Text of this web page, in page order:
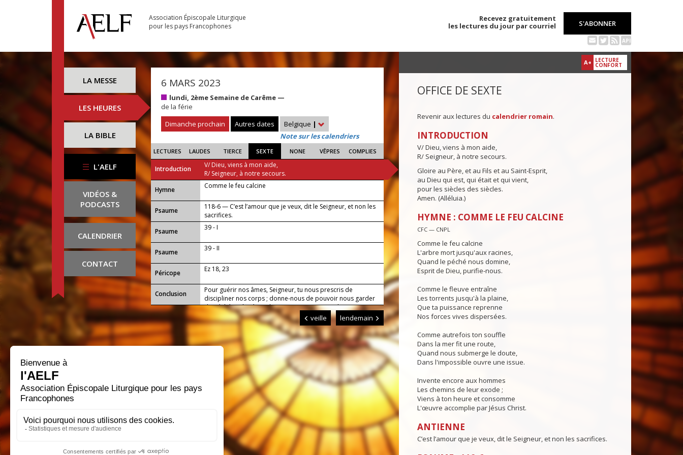
Association Épiscopale Liturgique
pour les pays Francophones
Recevez gratuitement
les lectures du jour par courriel
S'ABONNER
API
LA MESSE
LES HEURES
LA BIBLE
L'AELF
VIDÉOS &
PODCASTS
CALENDRIER
CONTACT
6 MARS 2023
lundi, 2ème Semaine de Carême —
de la férie
Dimanche prochain
Autres dates Belgique |
Note sur les calendriers
LECTURES LAUDES TIERCE SEXTE NONE VÊPRES COMPLIES
Introduction
V/ Dieu, viens à mon aide,
R/ Seigneur, à notre secours.
...
Hymne Comme le feu calcine
Psaume
118-6 — C’est l’amour que je veux, dit le Seigneur, et non les
sacrifices.
Psaume
39 - I
Psaume 39 - II
Péricope Ez 18, 23
Conclusion
Pour guérir nos âmes, Seigneur, tu nous prescris de
discipliner nos corps ; donne-nous de pouvoir nous garder
du péché et de répondre ainsi aux exigences de ton amour.
veille lendemain
A+ LECTURE
CONFORT
OFFICE DE SEXTE
Revenir aux lectures du calendrier romain.
INTRODUCTION
V/ Dieu, viens à mon aide,
R/ Seigneur, à notre secours.
Gloire au Père, et au Fils et au Saint-Esprit,
au Dieu qui est, qui était et qui vient,
pour les siècles des siècles.
Amen. (Alléluia.)
HYMNE : COMME LE FEU CALCINE
CFC — CNPL
Comme le feu calcine
L'arbre mort jusqu'aux racines,
Quand le péché nous domine,
Esprit de Dieu, purifie-nous.
Comme le fleuve entraîne
Les torrents jusqu'à la plaine,
Que ta puissance reprenne
Nos forces vives dispersées.
Comme autrefois ton souffle
Dans la mer fit une route,
Quand nous submerge le doute,
Dans l'impossible ouvre une issue.
Invente encore aux hommes
Les chemins de leur exode ;
Viens à ton heure et consomme
L'œuvre accomplie par Jésus Christ.
ANTIENNE
C’est l’amour que je veux, dit le Seigneur, et non les sacrifices.